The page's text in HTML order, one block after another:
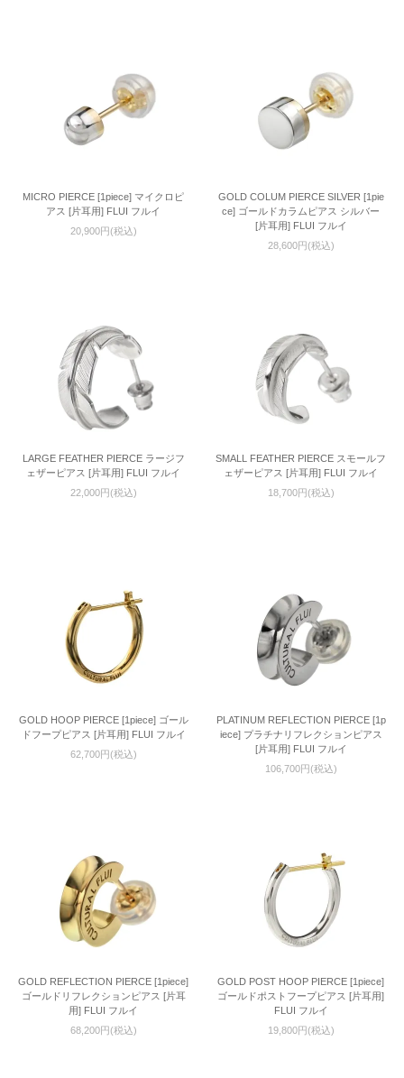
MICRO PIERCE [1piece] マイクロピ
アス [片耳用] FLUI フルイ
20,900円(税込)
GOLD COLUM PIERCE SILVER [1pie
ce] ゴールドカラムピアス シルバー
[片耳用] FLUI フルイ
28,600円(税込)
LARGE FEATHER PIERCE ラージフ
ェザーピアス [片耳用] FLUI フルイ
22,000円(税込)
SMALL FEATHER PIERCE スモールフ
ェザーピアス [片耳用] FLUI フルイ
18,700円(税込)
GOLD HOOP PIERCE [1piece] ゴール
ドフープピアス [片耳用] FLUI フルイ
62,700円(税込)
PLATINUM REFLECTION PIERCE [1p
iece] プラチナリフレクションピアス
[片耳用] FLUI フルイ
106,700円(税込)
GOLD REFLECTION PIERCE [1piece]
ゴールドリフレクションピアス [片耳
用] FLUI フルイ
68,200円(税込)
GOLD POST HOOP PIERCE [1piece]
ゴールドポストフープピアス [片耳用]
FLUI フルイ
19,800円(税込)